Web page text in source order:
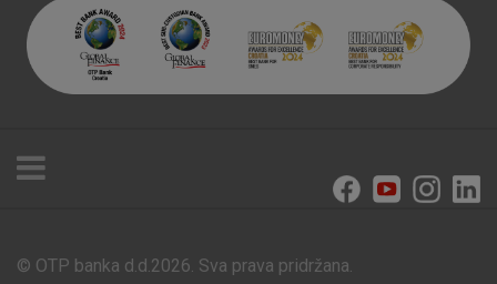
Poslovnice i bankomati
© OTP banka d.d.2026. Sva prava pridržana.